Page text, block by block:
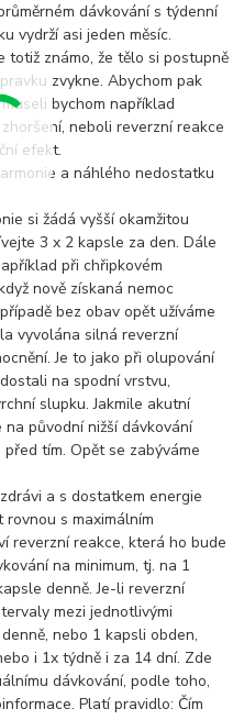
dávkování s týdenní
vydrží asi jeden měsíc.
totiž známo, že tělo si postupně
zvykne. Abychom pak
bychom například
neboli reverzní reakce
efekt.
a náhlého nedostatku
si žádá vyšší okamžitou
3 x 2 kapsle za den. Dále
při chřipkovém
nově získaná nemoc
bez obav opět užíváme
vyvolána silná reverzní
Je to jako při olupování
na spodní vrstvu,
slupku. Jakmile akutní
původní nižší dávkování
tím. Opět se zabýváme
a s dostatkem energie
rovnou s maximálním
reverzní reakce, která ho bude
na minimum, tj. na 1
denně. Je-li reverzní
mezi jednotlivými
nebo 1 kapsli obden,
i 1x týdně i za 14 dní. Zde
dávkování, podle toho,
Platí pravidlo: Čím